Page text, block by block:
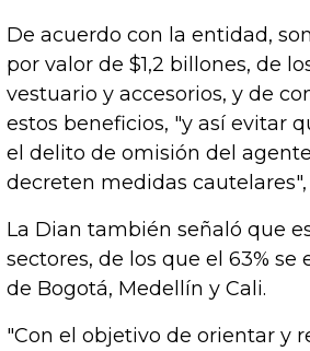
De acuerdo con la entidad,
por valor de $1,2 billones, de
vestuario y accesorios, y de
estos beneficios, "y así evitar
el delito de omisión del
decreten medidas
La Dian también señaló que
sectores, de los que el 63%
de Bogotá, Medellín y Cali.
"Con el objetivo de orientar y